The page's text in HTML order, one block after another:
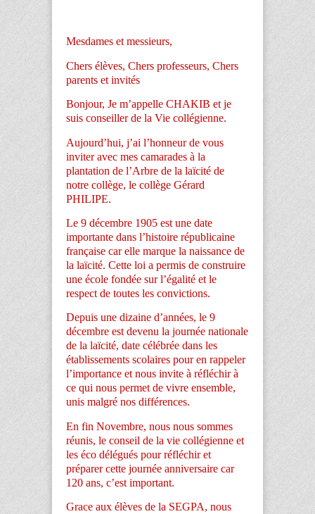
Mesdames et messieurs,
Chers élèves, Chers professeurs, Chers
parents et invités
Bonjour, Je m’appelle CHAKIB et je
suis conseiller de la Vie collégienne.
Aujourd’hui, j’ai l’honneur de vous
inviter avec mes camarades à la
plantation de l’Arbre de la laïcité de
notre collège, le collège Gérard
PHILIPE.
Le 9 décembre 1905 est une date
importante dans l’histoire républicaine
française car elle marque la naissance de
la laïcité. Cette loi a permis de construire
une école fondée sur l’égalité et le
respect de toutes les convictions.
Depuis une dizaine d’années, le 9
décembre est devenu la journée nationale
de la laïcité, date célébrée dans les
établissements scolaires pour en rappeler
l’importance et nous invite à réfléchir à
ce qui nous permet de vivre ensemble,
unis malgré nos différences.
En fin Novembre, nous nous sommes
réunis, le conseil de la vie collégienne et
les éco délégués pour réfléchir et
préparer cette journée anniversaire car
120 ans, c’est important.
Grace aux élèves de la SEGPA, nous